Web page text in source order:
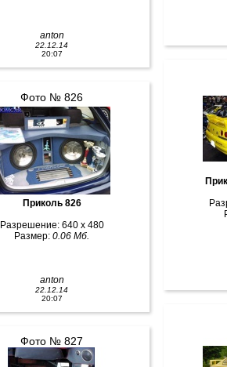
anton
22.12.14
20:07
Фото № 826
Приколь 826
Разрешение: 640 x 480
Размер:0.06 Мб.
anton
22.12.14
20:07
Фото № 827